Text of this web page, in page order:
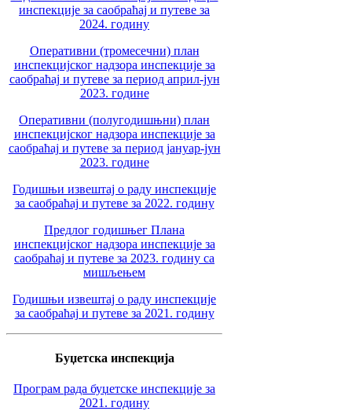
инспекције за саобраћај и путеве за
2024. годину
Оперативни (тромесечни) план
инспекцијског надзора инспекције за
саобраћај и путеве за период април-јун
2023. године
Оперативни (полугодишњни) план
инспекцијског надзора инспекције за
саобраћај и путеве за период јануар-јун
2023. године
Годишњи извештај о раду инспекције
за саобраћај и путеве за 2022. годину
Предлог годишњег Плана
инспекцијског надзора инспекције за
саобраћај и путеве за 2023. годину са
мишљењем
Годишњи извештај о раду инспекције
за саобраћај и путеве за 2021. годину
Буџетска инспекција
Програм рада буџетске инспекције за
2021. годину